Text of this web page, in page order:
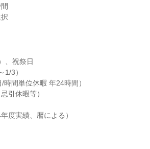
、祝祭日
1/3）
間単位休暇 年24時間）
引休暇等）
度実績、暦による）